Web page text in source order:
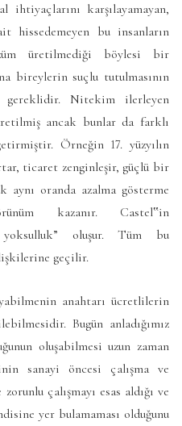
ihtiyaçlarını karşılayamayan,
bu insanların
üretilmediği böylesi bir
bireylerin suçlu tutulmasının
gereklidir. Nitekim ilerleyen
ancak bunlar da farklı
Örneğin 17. yüzyılın
ticaret zenginleşir, güçlü bir
aynı oranda azalma gösterme
kazanır. Castel‟in
yoksulluk” oluşur. Tüm bu
geçilir.
anahtarı ücretlilerin
Bugün anladığımız
oluşabilmesi uzun zaman
sanayi öncesi çalışma ve
çalışmayı esas aldığı ve
yer bulamaması olduğunu